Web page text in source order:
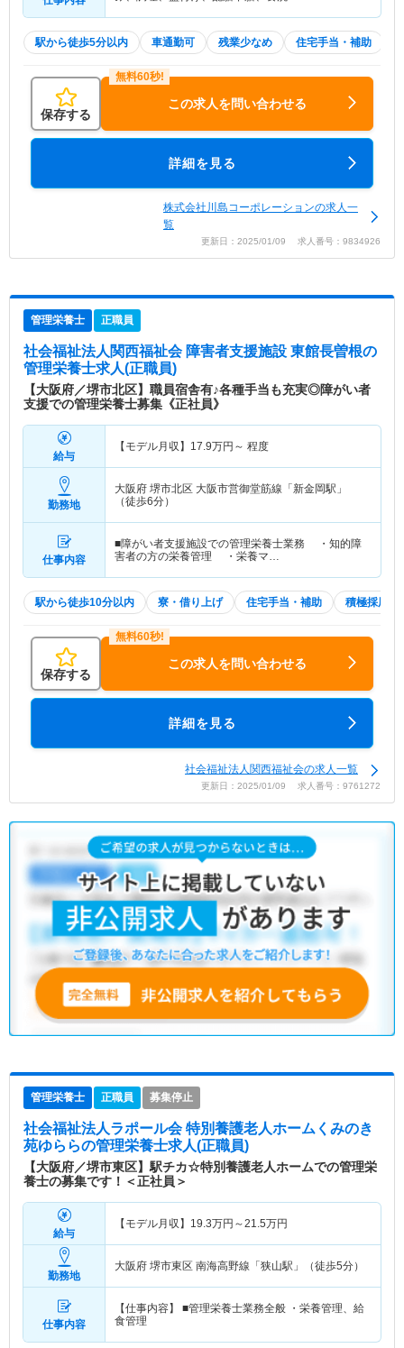
駅から徒歩5分以内 車通勤可 残業少なめ 住宅手当・補助
保存する
この求人を問い合わせる
詳細を見る
株式会社川島コーポレーションの求人一
覧
更新日：2025/01/09 求人番号：9834926
管理栄養士 正職員
社会福祉法人関西福祉会 障害者支援施設 東館長曽根の
管理栄養士求人(正職員)
【大阪府／堺市北区】職員宿舎有♪各種手当も充実◎障がい者
支援での管理栄養士募集《正社員》
給与
【モデル月収】 17.9万円～ 程度
勤務地
大阪府 堺市北区 大阪市営御堂筋線「新金岡駅」
（徒歩6分）
仕事内容
■障がい者支援施設での管理栄養士業務 ・知的障
害者の方の栄養管理 ・栄養マ…
駅から徒歩10分以内 寮・借り上げ 住宅手当・補助 積極採用中
保存する
この求人を問い合わせる
詳細を見る
社会福祉法人関西福祉会の求人一覧
更新日：2025/01/09 求人番号：9761272
管理栄養士 正職員 募集停止
社会福祉法人ラポール会 特別養護老人ホームくみのき
苑ゆららの管理栄養士求人(正職員)
【大阪府／堺市東区】駅チカ☆特別養護老人ホームでの管理栄
養士の募集です！＜正社員＞
給与
【モデル月収】 19.3万円～21.5万円
勤務地
大阪府 堺市東区 南海高野線「狭山駅」（徒歩5分）
仕事内容
【仕事内容】 ■管理栄養士業務全般 ・栄養管理、給
食管理